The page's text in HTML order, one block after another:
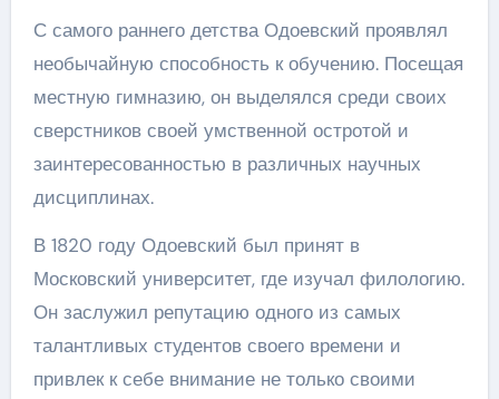
С самого раннего детства Одоевский проявлял
необычайную способность к обучению. Посещая
местную гимназию, он выделялся среди своих
сверстников своей умственной остротой и
заинтересованностью в различных научных
дисциплинах.
В 1820 году Одоевский был принят в
Московский университет, где изучал филологию.
Он заслужил репутацию одного из самых
талантливых студентов своего времени и
привлек к себе внимание не только своими